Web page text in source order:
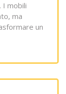
I mobili
ma
un